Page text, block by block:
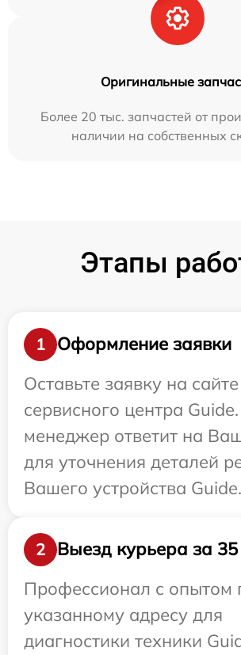
Оригинальные
Более 20 тыс. запчастей от
наличии на собственных
Этапы
1
Оформление заявки
Оставьте заявку на сайте
сервисного центра
менеджер ответит на
для уточнения деталей
Вашего устройства Guide.
2
Выезд курьера за
Профессионал с опытом
указанному адресу для
диагностики техники